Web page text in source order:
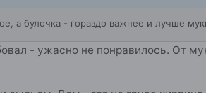
а булочка - гораздо важнее и лучше
- ужасно не понравилось. От